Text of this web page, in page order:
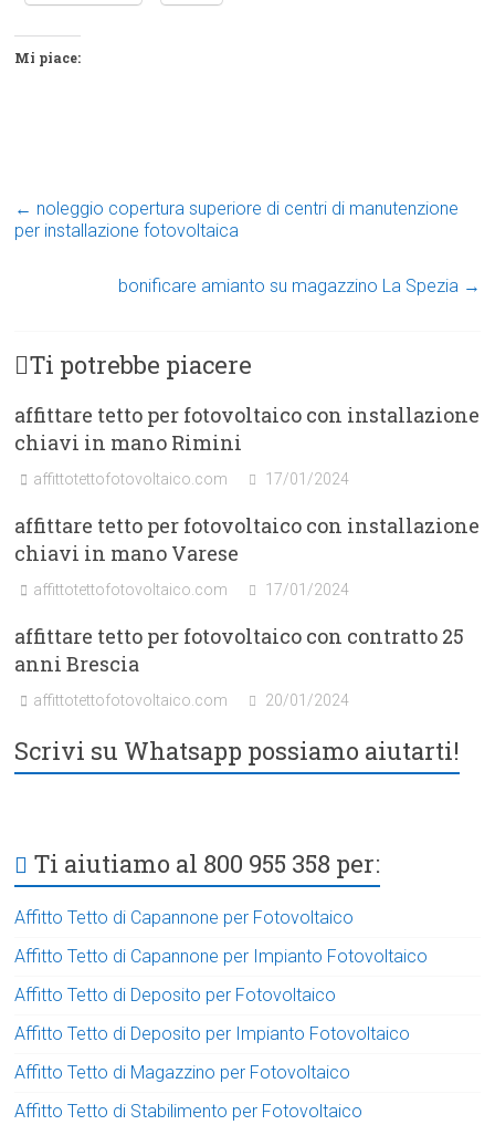
Mi piace:
← noleggio copertura superiore di centri di manutenzione
per installazione fotovoltaica
bonificare amianto su magazzino La Spezia →
Ti potrebbe piacere
affittare tetto per fotovoltaico con installazione
chiavi in mano Rimini
affittotettofotovoltaico.com 17/01/2024
affittare tetto per fotovoltaico con installazione
chiavi in mano Varese
affittotettofotovoltaico.com 17/01/2024
affittare tetto per fotovoltaico con contratto 25
anni Brescia
affittotettofotovoltaico.com 20/01/2024
Scrivi su Whatsapp possiamo aiutarti!
Ti aiutiamo al 800 955 358 per:
Affitto Tetto di Capannone per Fotovoltaico
Affitto Tetto di Capannone per Impianto Fotovoltaico
Affitto Tetto di Deposito per Fotovoltaico
Affitto Tetto di Deposito per Impianto Fotovoltaico
Affitto Tetto di Magazzino per Fotovoltaico
Affitto Tetto di Stabilimento per Fotovoltaico